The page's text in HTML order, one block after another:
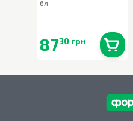
6л
8730 грн